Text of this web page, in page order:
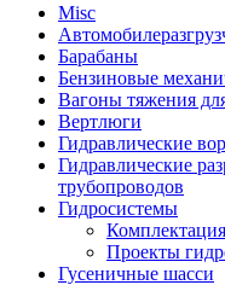
Misc
Барабаны
Бензиновые
Вагоны тяжения
Вертлюги
Гидравлические
Гидравлические
трубопроводов
Гидросистемы
Проекты
Гусеничные шасси